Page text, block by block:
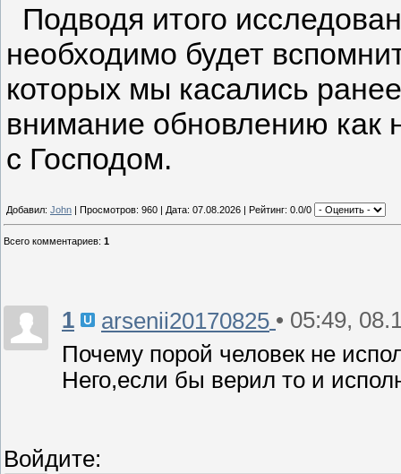
Подводя итого
необходимо будет
которых мы касались
внимание обновлению как
с Господом.
Добавил: John | Просмотров: 960 | Дата: 07.08.2026 | Рейтинг: 0.0/0
Всего комментариев: 1
1 arsenii20170825 • 05:49,
Почему порой человек не
Него,если бы верил то и
Войдите: